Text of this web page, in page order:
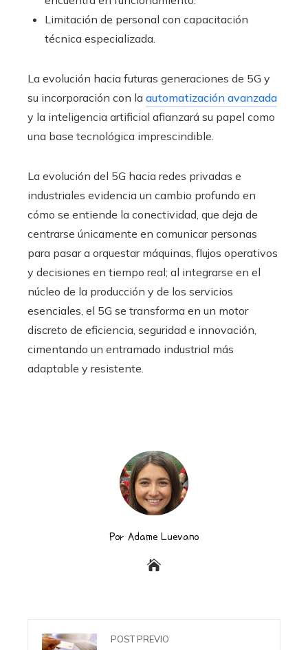
Limitación de personal con capacitación
técnica especializada.
La evolución hacia futuras generaciones de 5G y
su incorporación con la automatización avanzada
y la inteligencia artificial afianzará su papel como
una base tecnológica imprescindible.
La evolución del 5G hacia redes privadas e
industriales evidencia un cambio profundo en
cómo se entiende la conectividad, que deja de
centrarse únicamente en comunicar personas
para pasar a orquestar máquinas, flujos operativos
y decisiones en tiempo real; al integrarse en el
núcleo de la producción y de los servicios
esenciales, el 5G se transforma en un motor
discreto de eficiencia, seguridad e innovación,
cimentando un entramado industrial más
adaptable y resistente.
Por Adame Luevano
POST PREVIO